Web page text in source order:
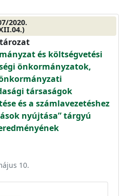
2020.
és költségvetési
önkormányzatok,
társaságok
és a számlavezetéshez
nyújtása” tárgyú
10.